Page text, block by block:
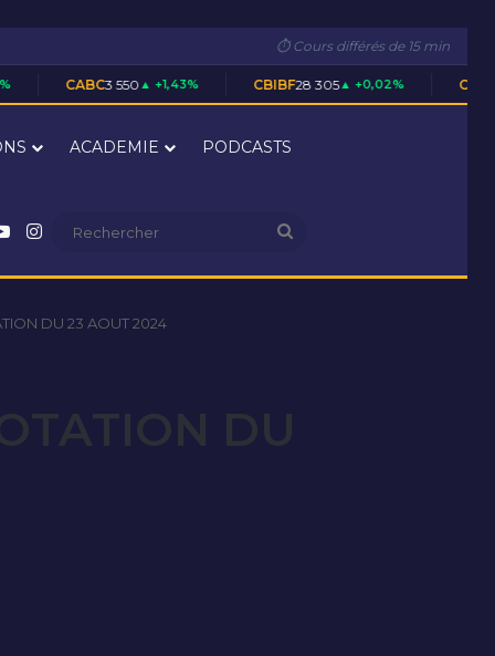
⏱ Cours différés de 15 min
3 550 ▲ +1,43% CBIBF28 305 ▲ +0,02% CFAC1 700 ▲ +0,59%
ACADEMIE PODCASTS
YouTube
Instagram
DU 23 AOUT 2024